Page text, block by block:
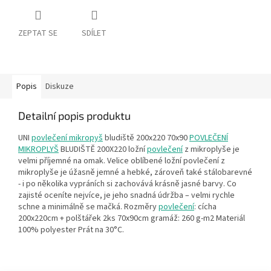
ZEPTAT SE SDÍLET
Popis Diskuze
Detailní popis produktu
UNI povlečení mikropyšbludiště 200x220 70x90POVLEČENÍ
MIKROPLYŠBLUDIŠTĚ 200X220 ložnípovlečeníz mikroplyše je
velmi příjemné na omak. Velice oblíbené ložní povlečení z
mikroplyše je úžasně jemné a hebké, zároveň také stálobarevné
- i po několika vypráních si zachovává krásně jasné barvy. Co
zajisté oceníte nejvíce, je jeho snadná údržba – velmi rychle
schne a minimálně se mačká. Rozměrypovlečení: cícha
200x220cm + polštářek 2ks 70x90cm gramáž: 260 g-m2 Materiál
100% polyester Prát na 30°C.